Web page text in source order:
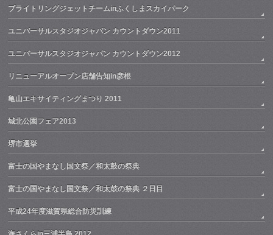
ブライトリングジェットチームinふくしまスカイパーク
ユニバーサルスタジオジャパン カウントダウン2011
ユニバーサルスタジオジャパン カウントダウン2012
リニューアルオープン店舗告知in彦根
亀山エキサイティングまつり 2011
城北公園フェア2013
堺市選挙
富士の国やまなし国文祭／和太鼓の祭典
富士の国やまなし国文祭／和太鼓の祭典 ２日目
平成24年度滋賀県総合防災訓練